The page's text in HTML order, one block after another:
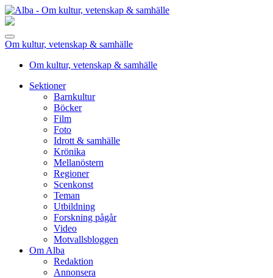
Om kultur, vetenskap & samhälle
Om kultur, vetenskap & samhälle
Sektioner
Barnkultur
Böcker
Film
Foto
Idrott & samhälle
Krönika
Mellanöstern
Regioner
Scenkonst
Teman
Utbildning
Forskning pågår
Video
Motvallsbloggen
Om Alba
Redaktion
Annonsera